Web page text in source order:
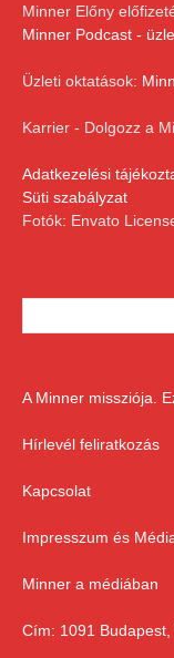
Minner Előny
Minner Podcast -
Üzleti oktatások:
Karrier - Dolgozz a
Adatkezelési
Süti szabályzat
Fotók: Envato
A Minner missziója.
Hírlevél feliratkozás
Kapcsolat
Impresszum és
Minner a médiában
Cím: 1091 Budapest,